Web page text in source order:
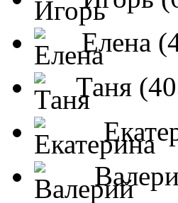
Елена
Таня